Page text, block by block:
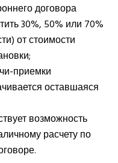
договора
30%, 50% или 70%
от стоимости
приемки
оставшаяся
возможность
расчету по